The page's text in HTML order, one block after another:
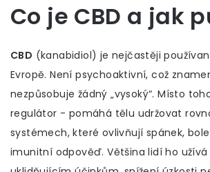
Co je CBD a jak
CBD (kanabidiol) je nejčastěji
Evropě. Není psychoaktivní, což
nezpůsobuje žádný „vysoký“. Místo
regulátor - pomáhá tělu udržovat
systémech, které ovlivňují spánek,
imunitní odpověď. Většina lidí ho užívá